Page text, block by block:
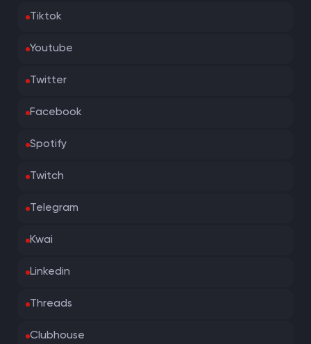
Tiktok
Youtube
Twitter
Facebook
Spotify
Twitch
Telegram
Kwai
Linkedin
Threads
Clubhouse